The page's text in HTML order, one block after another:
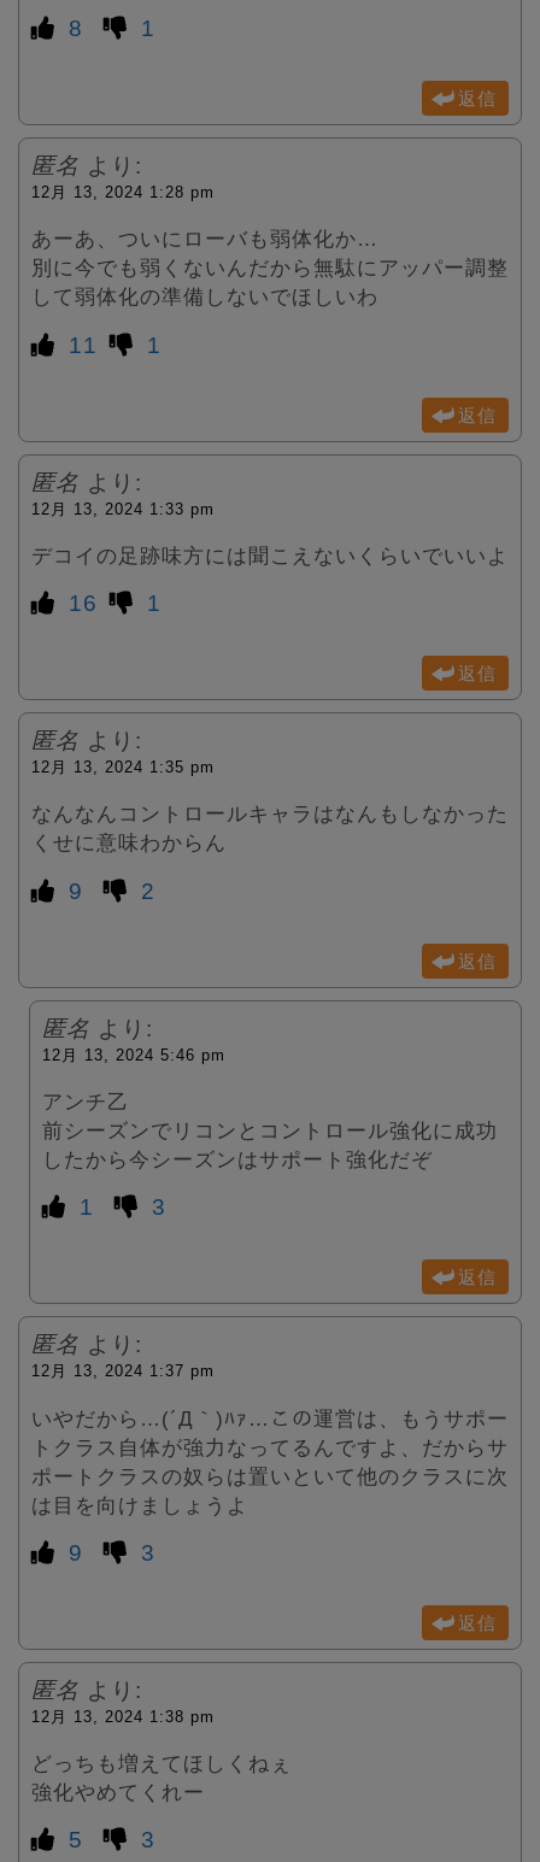
8 1
返信
匿名 より:
12月 13, 2024 1:28 pm
あーあ、ついにローバも弱体化か…
別に今でも弱くないんだから無駄にアッパー調整
して弱体化の準備しないでほしいわ
11 1
返信
匿名 より:
12月 13, 2024 1:33 pm
デコイの足跡味方には聞こえないくらいでいいよ
16 1
返信
匿名 より:
12月 13, 2024 1:35 pm
なんなんコントロールキャラはなんもしなかった
くせに意味わからん
9 2
返信
匿名 より:
12月 13, 2024 5:46 pm
アンチ乙
前シーズンでリコンとコントロール強化に成功
したから今シーズンはサポート強化だぞ
1 3
返信
匿名 より:
12月 13, 2024 1:37 pm
いやだから…(´Д｀)ﾊｧ…この運営は、もうサポー
トクラス自体が強力なってるんですよ、だからサ
ポートクラスの奴らは置いといて他のクラスに次
は目を向けましょうよ
9 3
返信
匿名 より:
12月 13, 2024 1:38 pm
どっちも増えてほしくねぇ
強化やめてくれー
5 3